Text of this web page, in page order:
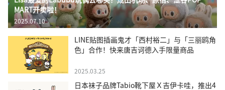
MART开卖啦！
2025.07.10
LINE贴图插画鬼才「西村裕二」与「三丽鸥角
色」合作！快来唐吉诃德入手限量商品
2025.03.25
日本袜子品牌Tabio靴下屋Ｘ吉伊卡哇，推出4